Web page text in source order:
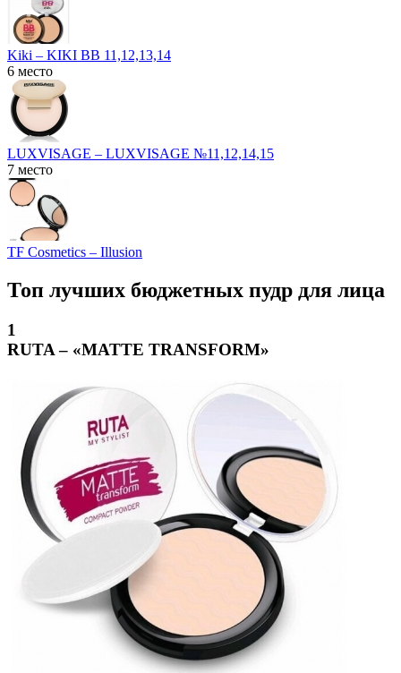
Kiki – KIKI BB 11,12,13,14
6 место
LUXVISAGE – LUXVISAGE №11,12,14,15
7 место
TF Cosmetics – Illusion
Топ лучших бюджетных пудр для лица
1
RUTA – «MATTE TRANSFORM»